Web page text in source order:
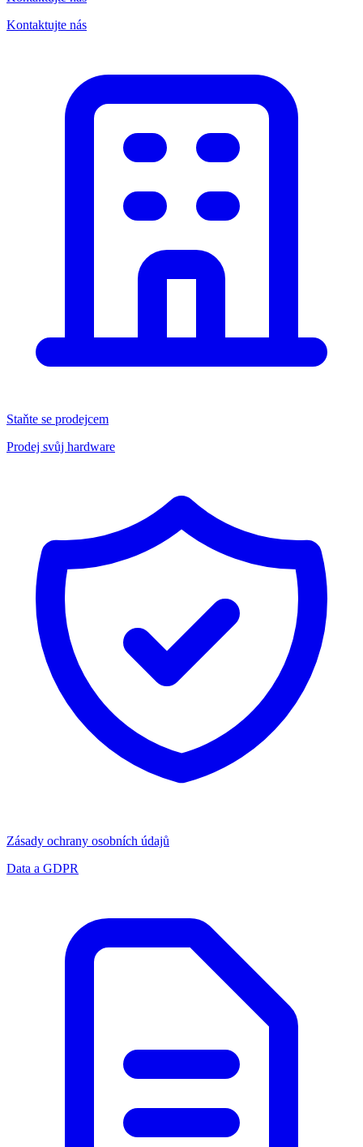
Kontaktujte nás
Staňte se prodejcem
Prodej svůj hardware
Zásady ochrany osobních údajů
Data a GDPR